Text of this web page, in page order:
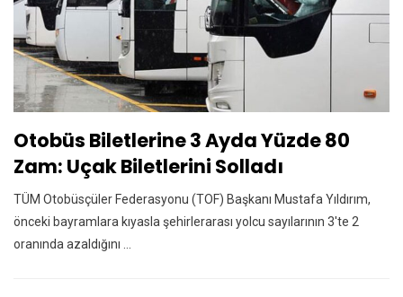
Otobüs Biletlerine 3 Ayda Yüzde 80
Zam: Uçak Biletlerini Solladı
TÜM Otobüsçüler Federasyonu (TOF) Başkanı Mustafa Yıldırım,
önceki bayramlara kıyasla şehirlerarası yolcu sayılarının 3'te 2
oranında azaldığını ...